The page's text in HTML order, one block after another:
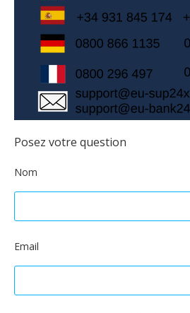
Posez votre question
Nom
Email